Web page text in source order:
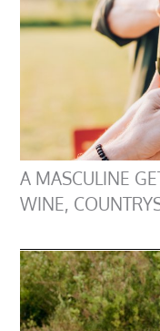
A MASCULINE
WINE,